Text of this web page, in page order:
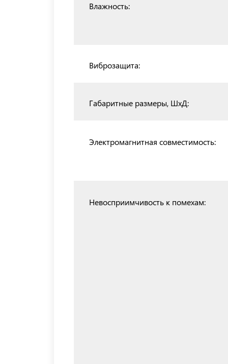
Влажность:
Виброзащита:
Габаритные размеры, ШхД:
Электромагнитная совместимость:
Невосприимчивость к помехам: